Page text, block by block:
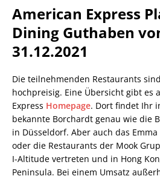
American Express
Dining Guthaben
31.12.2021
Die teilnehmenden Restaurants
hochpreisig. Eine Übersicht gibt es
Express Homepage. Dort findet Ihr
bekannte Borchardt genau wie die
in Düsseldorf. Aber auch das
oder die Restaurants der Mook
I-Altitude vertreten und in Hong
Peninsula. Bei einem Umsatz